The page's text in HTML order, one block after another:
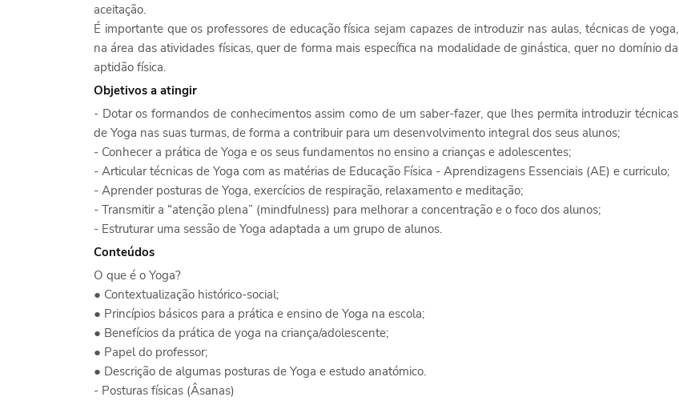
aceitação.
É importante que os professores de educação física sejam capazes de introduzir nas aulas, técnicas de yoga,
na área das atividades físicas, quer de forma mais específica na modalidade de ginástica, quer no domínio da
aptidão física.
Objetivos a atingir
- Dotar os formandos de conhecimentos assim como de um saber-fazer, que lhes permita introduzir técnicas
de Yoga nas suas turmas, de forma a contribuir para um desenvolvimento integral dos seus alunos;
- Conhecer a prática de Yoga e os seus fundamentos no ensino a crianças e adolescentes;
- Articular técnicas de Yoga com as matérias de Educação Física - Aprendizagens Essenciais (AE) e curriculo;
- Aprender posturas de Yoga, exercícios de respiração, relaxamento e meditação;
- Transmitir a “atenção plena” (mindfulness) para melhorar a concentração e o foco dos alunos;
- Estruturar uma sessão de Yoga adaptada a um grupo de alunos.
Conteúdos
O que é o Yoga?
● Contextualização histórico-social;
● Princípios básicos para a prática e ensino de Yoga na escola;
● Benefícios da prática de yoga na criança/adolescente;
● Papel do professor;
● Descrição de algumas posturas de Yoga e estudo anatómico.
- Posturas físicas (Âsanas)